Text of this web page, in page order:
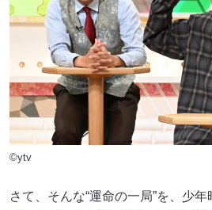
©ytv
さて、そんな“運命の一局”を、少